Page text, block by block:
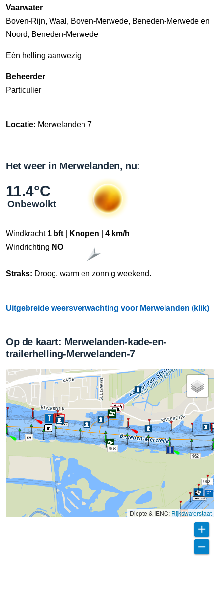
Vaarwater
Boven-Rijn, Waal, Boven-Merwede, Beneden-Merwede en
Noord, Beneden-Merwede
Eén helling aanwezig
Beheerder
Particulier
Locatie: Merwelanden 7
Het weer in Merwelanden, nu:
11.4°C
Onbewolkt
Windkracht 1 bft Knopen
4 km/h
Windrichting NO
Straks: Droog, warm en zonnig weekend.
Uitgebreide weersverwachting voor Merwelanden (klik)
Op de kaart: Merwelanden-kade-en-
trailerhelling-Merwelanden-7
962
963
962
Diepte & IENC: Rijkswaterstaat